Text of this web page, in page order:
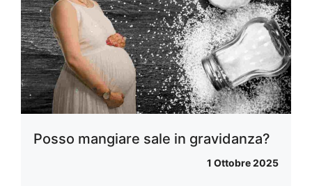
Posso mangiare sale in gravidanza?
1 Ottobre 2025